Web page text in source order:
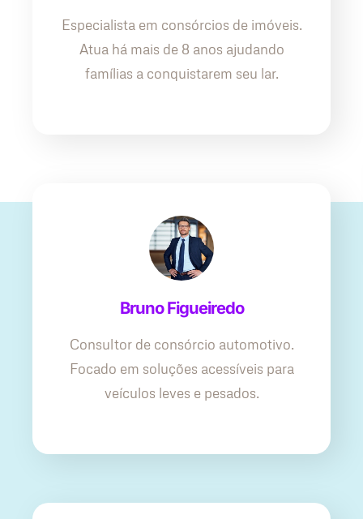
Especialista em consórcios de imóveis.
Atua há mais de 8 anos ajudando
famílias a conquistarem seu lar.
Bruno Figueiredo
Consultor de consórcio automotivo.
Focado em soluções acessíveis para
veículos leves e pesados.